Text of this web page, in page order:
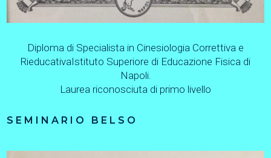
Diploma di Specialista in Cinesiologia Correttiva e
RieducativaIstituto Superiore di Educazione Fisica di
Napoli.
Laurea riconosciuta di primo livello
SEMINARIO BELSO